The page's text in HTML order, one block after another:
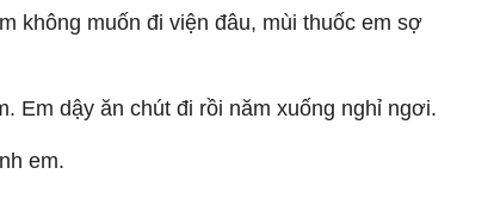
không muốn đi viện đâu, mùi thuốc em sợ
Em dậy ăn chút đi rồi năm xuống nghỉ ngơi.
em.